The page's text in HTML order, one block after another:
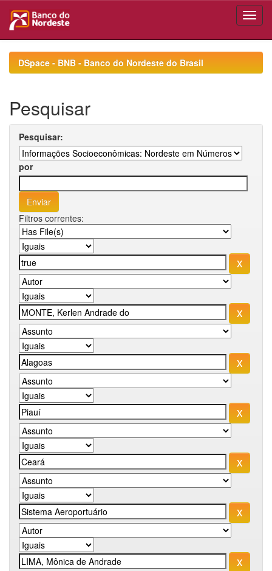
navigationDSpace - BNB - Banco do Nordeste do Brasil
Pesquisar
Pesquisar:
por
Filtros correntes: